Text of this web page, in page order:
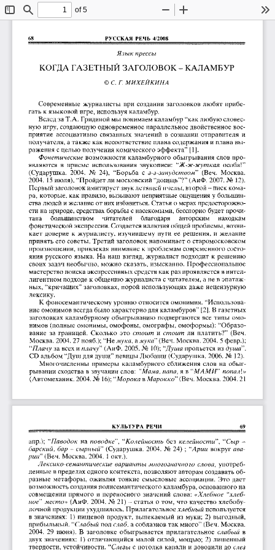
ToggleFind
of 5
Zoom
68 РУССКАЯ  РЕЧЬ  4/2О08
Язык прессы
КОГДА ГАЗЕТНЫЙ ЗАГОЛОВОК -  КАЛАМБУР
© С Г. МИХЕЙКИНА
Современные  журналисты  при создании  заголовков любят прибе­
гать к языковой игре, используя каламбур.
Вслед за Т.А. Гридиной мы понимаем каламбур “как любую словес­
ную игру, создающую одновременное параллельное двойственное вос­
приятие  ассоциативно  связанных  значений  в  сознании  отправителя  и
получателя, а также как несоответствие плана содержания и плана вы­
ражения с целью получения комического эффекта” [1].
Фонетические возможности каламбурного обыгрывания слов про­
являются  в  приеме  использования  звукописи:  “Ж-ж-жуткая
  особа!”
(Сударушка.  2004.  No  24),  “Борьба  с з-з-занудством”  (Веч.  Москва.
2004.  15 июля), “Пройдет ли московский “дощщь”?” (АиФ. 2007. No 12).
Первый заголовок имитирует звук летящей пчелы, второй -  писк кома­
ра,  которые, как правило, вызывают неприятные ощущения у большин­
ства людей и желание от них избавиться. Статья о мерах предосторожно­
сти на природе, средствах борьбы с насекомыми, бесспорно будет прочи­
тана
большинством читателей благодаря авторским
находкам
фонетической экспрессии. Создается иллюзия общей проблемы, возни­
кает доверие  к  журналисту, изучившему пути ее  решения,  и  желание
принять его советы. Третий заголовок напоминает о старомосковском
произношении, привлекая внимание к проблемам современного состо­
яния русского языка.  На наш  взгляд,  журналист подходит к решению
своих задач необычно, можно сказать, изысканно. Профессиональное
мастерство поиска экспрессивных средств как раз проявляется в интел­
лигентном подходе к общению журналиста с читателем, а не в эпатаж­
ных, “кричащих” заголовках, порой использующих даже нецензурную
лексику.
К фоносемантическому уровню относится омонимия. “Использова­
ние омонимов всегда было характерно для каламбуров” [2]. В газетных
заголовках каламбурному обыгрыванию подвергаются  все типы  омо­
нимов (полные омонимы, омофоны, омографы, омоформы): “Образо­
вание  за  границей.  Сколько  это стоит
  и
стоит
  ли  платить?”  (Веч.
Москва. 2004. 27 нояб.); “Не жука, а жука” (Веч. Москва. 2004. 5 февр.);
“Плачу за всех и плачу” (АиФ. 2005. No  10); “Душа прольется из душа”.
CD альбом “Душ для души” певицы Любаши (Сударушка, 2006. No  12).
Многочисленны  примеры  каламбурного  сближения  слов  на  обыг­
рывании сходства в звучании слов: “Мама, папа, я в “МАМЯ” попал1.»
(Автомеханик. 2004. No 16); “Морока в Марокко” (Веч. Москва. 2004. 21
КУЛЬТУРА  РЕЧИ 69
апр.);  “Паводок
  на
поводке'\
  “
Колейностъ
  без
келейности”,  “Сыр
  -
барский, бар ~ сырный” (Сударушка.  2004.  No  24)  ; “Арии
  вокруг
ава­
рии” (Веч. Москва. 2004.  1  окт.).
Лексико-семантические варианты многозначного слова,
  употреб­
ленные в пределах одного контекста, позволяют авторам создавать об­
разные  метафоры,  оживляя  тонкие  смысловые  ассоциации.  Это дает
возможность создания полисемантического каламбура, основанного на
совмещении прямого  и  переносного значений слова: «Хлебное
  “
хлеб­
ное” место» (АиФ. 2004. No 21) -  статья о том,  что качество хлебобу­
лочной продукции ухудшилось. Прилагательное хлебный используется
в значениях:  1)  пищевой  продукт, выпекаемый из  муки;  2) выгодный,
прибыльный. “Слабый пол слаб, а соблазнов так много” (Веч. Москва.
2004.  29  июня).  В  заголовке  обыгрывается  прилагательное слабый
  в
двух значениях:  1)  отличающийся  малой силой,  мощью;  2) лишенный
твердости, устойчивости. “Слезы с потолка капали и доводили до слез